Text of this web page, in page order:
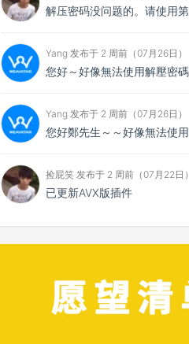
Yang 发布于 2 周前（07月26日）
Yang 发布于 2 周前（07月26日）
捡屁笑 发布于 2 周前（07月22日）
已更新AVX版插件